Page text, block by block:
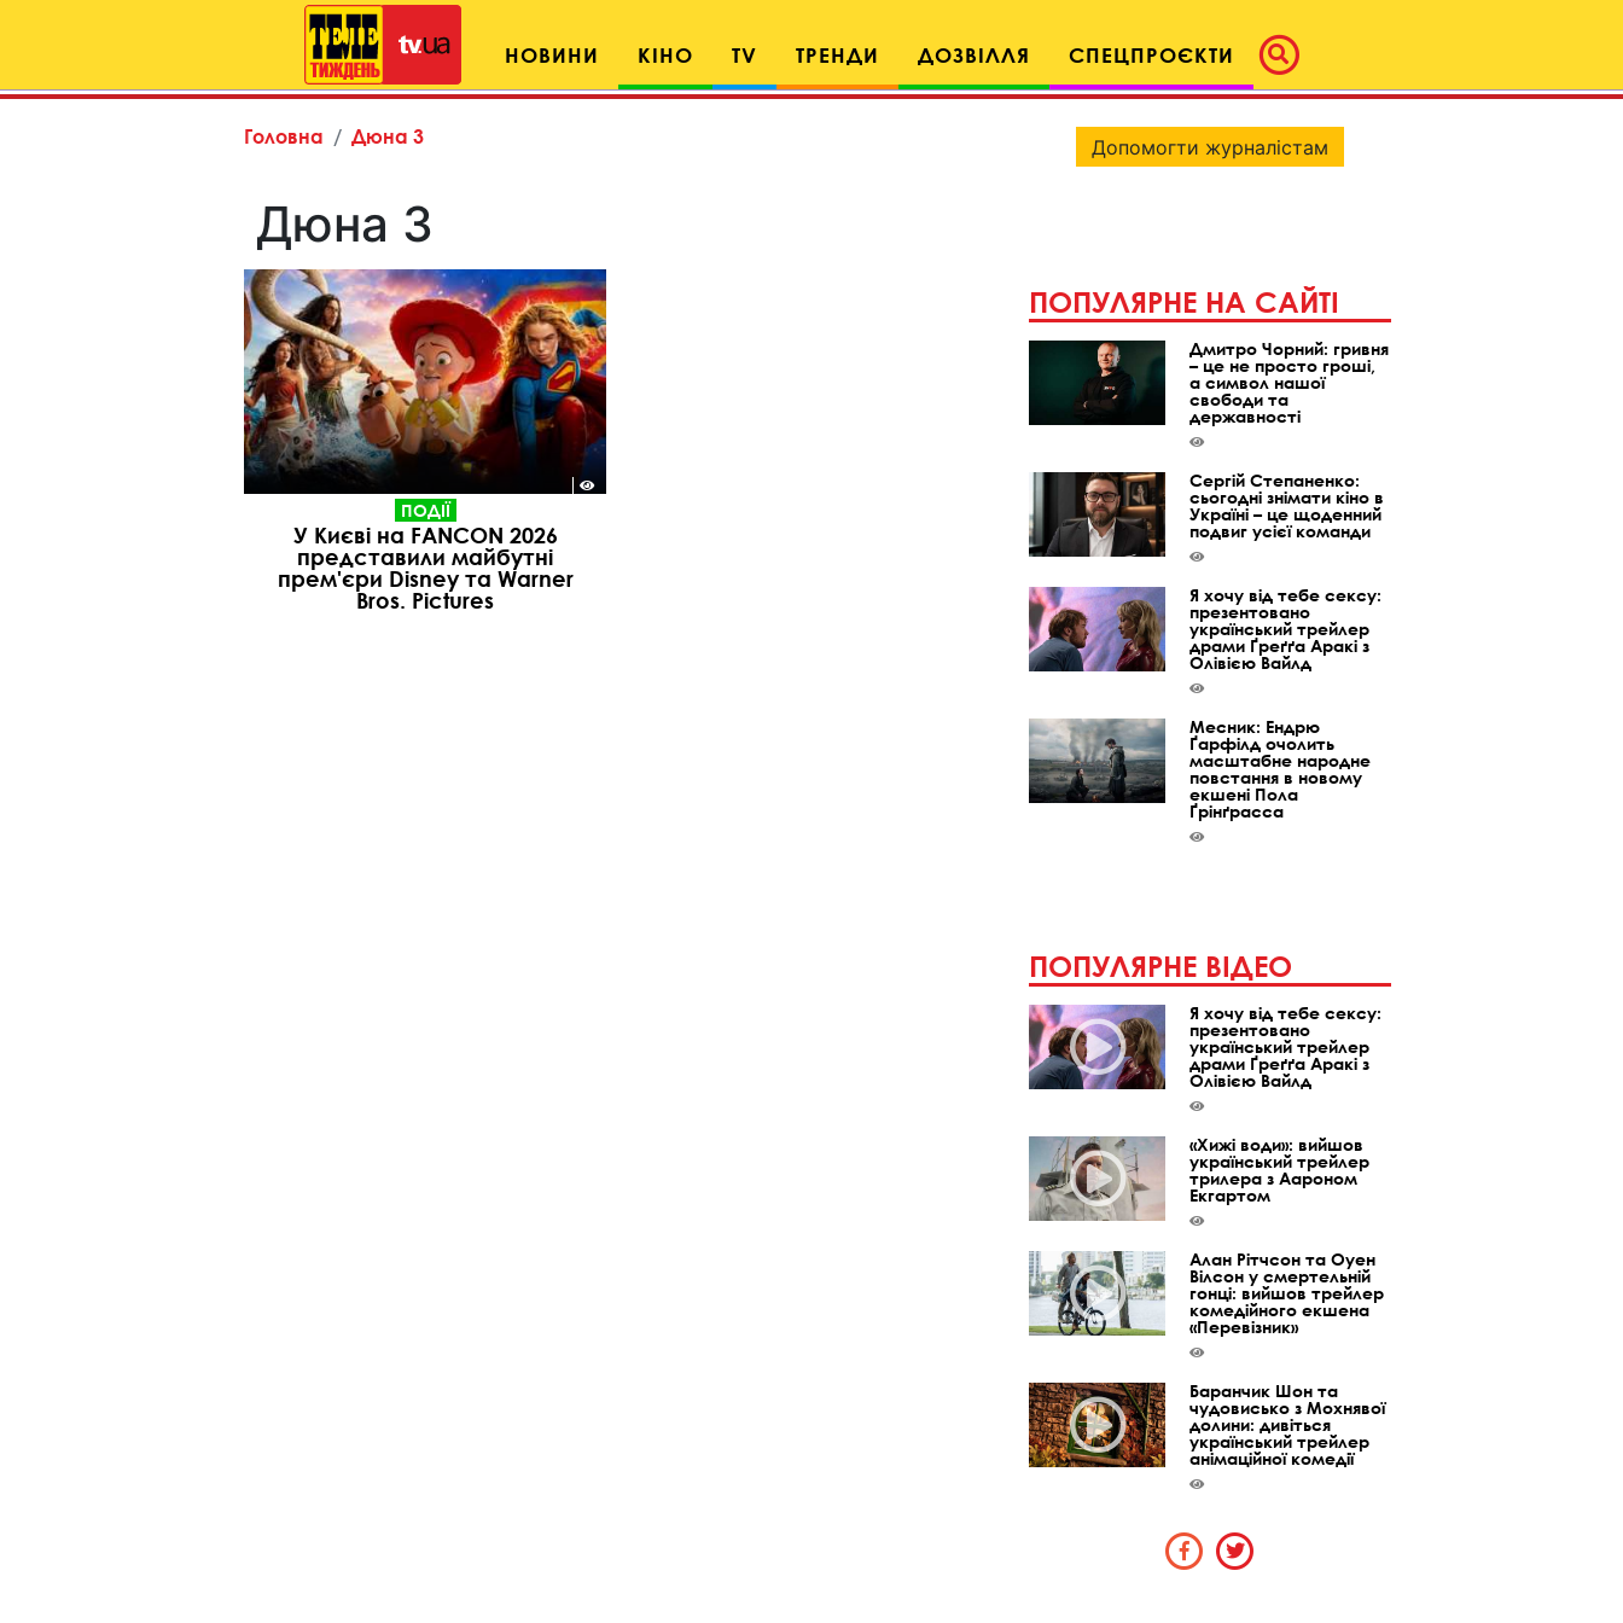
НОВИНИ КІНО TV ТРЕНДИ ДОЗВІЛЛЯ СПЕЦПРОЄКТИ
Головна Дюна 3
Дюна 3
ПОДІЇ
У Києві на FANCON 2026
представили майбутні
прем'єри Disney та Warner
Bros. Pictures
Допомогти журналістам
ПОПУЛЯРНЕ НА САЙТІ
Дмитро Чорний: гривня
– це не просто гроші,
а символ нашої
свободи та
державності
Сергій Степаненко:
сьогодні знімати кіно в
Україні – це щоденний
подвиг усієї команди
Я хочу від тебе сексу:
презентовано
український трейлер
драми Ґреґґа Аракі з
Олівією Вайлд
Месник: Ендрю
Ґарфілд очолить
масштабне народне
повстання в новому
екшені Пола
Ґрінґрасса
ПОПУЛЯРНЕ ВІДЕО
Я хочу від тебе сексу:
презентовано
український трейлер
драми Ґреґґа Аракі з
Олівією Вайлд
«Хижі води»: вийшов
український трейлер
трилера з Аароном
Екгартом
Алан Рітчсон та Оуен
Вілсон у смертельній
гонці: вийшов трейлер
комедійного екшена
«Перевізник»
Баранчик Шон та
чудовисько з Мохнявої
долини: дивіться
український трейлер
анімаційної комедії